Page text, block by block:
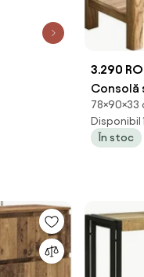
3.290
Consolă
78 × 90
78×90×33
Disponibil
În stoc